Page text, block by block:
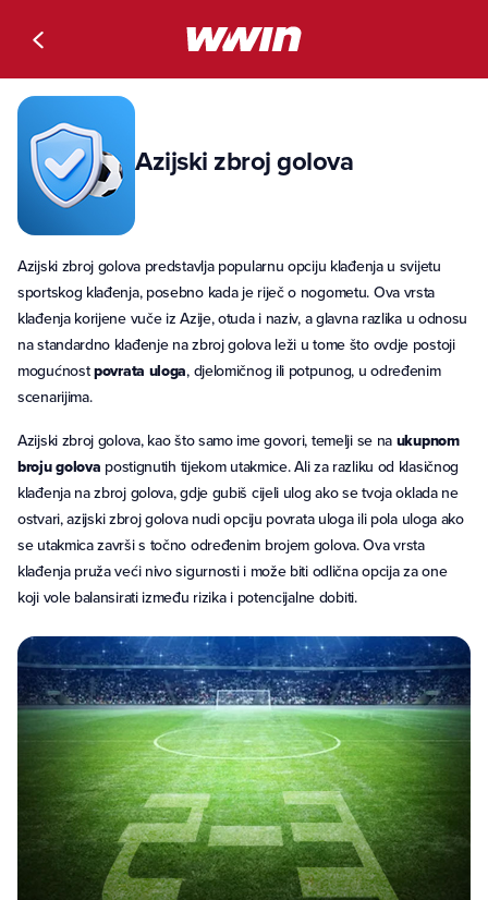
Azijski zbroj golova
Azijski zbroj golova predstavlja popularnu opciju klađenja u svijetu
sportskog klađenja, posebno kada je riječ o nogometu. Ova vrsta
klađenja korijene vuče iz Azije, otuda i naziv, a glavna razlika u odnosu
na standardno klađenje na zbroj golova leži u tome što ovdje postoji
mogućnostpovrata uloga, djelomičnog ili potpunog, u određenim
scenarijima.
Azijski zbroj golova, kao što samo ime govori, temelji se na ukupnom
broju golova postignutih tijekom utakmice. Ali za razliku od klasičnog
klađenja na zbroj golova, gdje gubiš cijeli ulog ako se tvoja oklada ne
ostvari, azijski zbroj golova nudi opciju povrata uloga ili pola uloga ako
se utakmica završi s točno određenim brojem golova. Ova vrsta
klađenja pruža veći nivo sigurnosti i može biti odlična opcija za one
koji vole balansirati između rizika i potencijalne dobiti.